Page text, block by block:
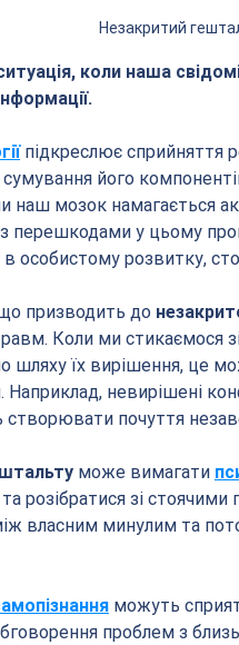
Незакритий
коли наша
підкреслює сприйняття
його
наш мозок намагається
перешкодами у цьому
особистому розвитку,
призводить до
Коли ми стикаємося
шляху їх вирішення, це
невирішені
створювати почуття
може вимагати
розібратися зі стоячими
власним минулим та
можуть
проблем з